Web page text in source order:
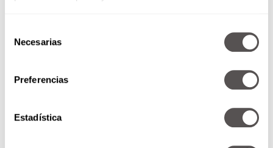
Necesarias
Preferencias
Estadística
Ayuno nocturno